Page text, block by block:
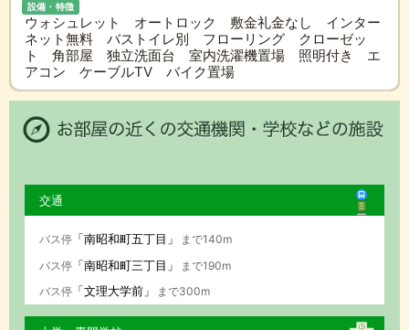
設備・特徴
ウォシュレット オートロック 敷金礼金なし インター
ネット無料 バストイレ別 フローリング クローゼッ
ト 角部屋 独立洗面台 室内洗濯機置場 照明付き エ
アコン ケーブルTV バイク置場
交通
バス停「南昭和町五丁目」
まで140m
バス停「南昭和町三丁目」
まで190m
バス停「文理大学前」 まで300m